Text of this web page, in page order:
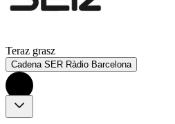
Teraz grasz
Cadena SER Ràdio Barcelona